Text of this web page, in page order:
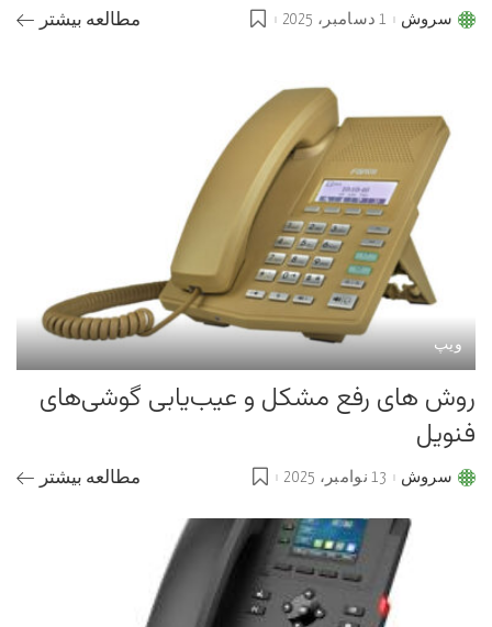
Postedسروش 1 دسامبر، 2025 مطالعه بیشتر
ویپ
روش های رفع مشکل و عیب‌یابی گوشی‌های
فنویل
Postedسروش 13 نوامبر، 2025 مطالعه بیشتر